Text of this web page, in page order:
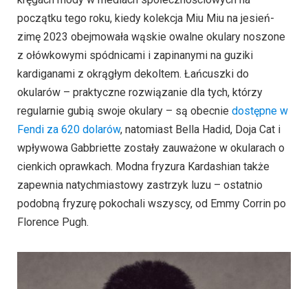
początku tego roku, kiedy kolekcja Miu Miu na jesień-
zimę 2023 obejmowała wąskie owalne okulary noszone
z ołówkowymi spódnicami i zapinanymi na guziki
kardiganami z okrągłym dekoltem. Łańcuszki do
okularów – praktyczne rozwiązanie dla tych, którzy
regularnie gubią swoje okulary – są obecnie dostępne w
Fendi za 620 dolarów, natomiast Bella Hadid, Doja Cat i
wpływowa Gabbriette zostały zauważone w okularach o
cienkich oprawkach. Modna fryzura Kardashian także
zapewnia natychmiastowy zastrzyk luzu – ostatnio
podobną fryzurę pokochali wszyscy, od Emmy Corrin po
Florence Pugh.